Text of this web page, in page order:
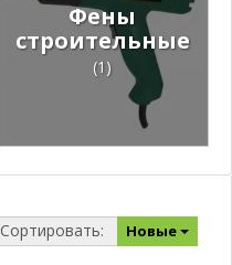
Фены
строительные
(1)
Сортировать: Новые